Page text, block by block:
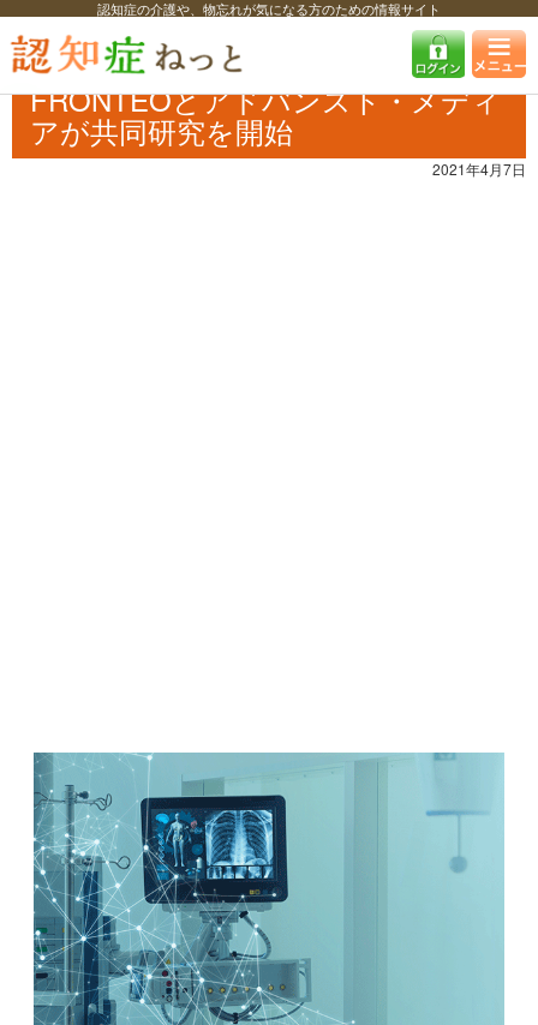
認知症の介護や、物忘れが気になる方のための情報サイト
認知症ねっと 認知症最新ニュース 医療
FRONTEOとアドバンスト・
メディアが共同研究を開始
FRONTEOとアドバンスト・メディ
アが共同研究を開始
2021年4月7日